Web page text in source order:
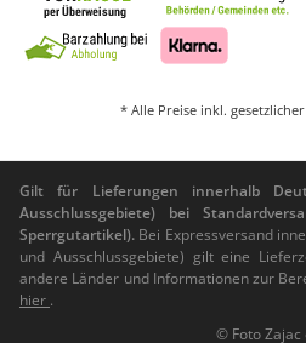
* Alle Preise inkl. gesetzlicher
Gilt für Lieferungen innerhalb
Ausschlussgebiete) bei
Sperrgutartikel). Bei Expressversand
und Ausschlussgebiete) gilt eine
andere Länder und Informationen zur
hier .
© Foto Zajac